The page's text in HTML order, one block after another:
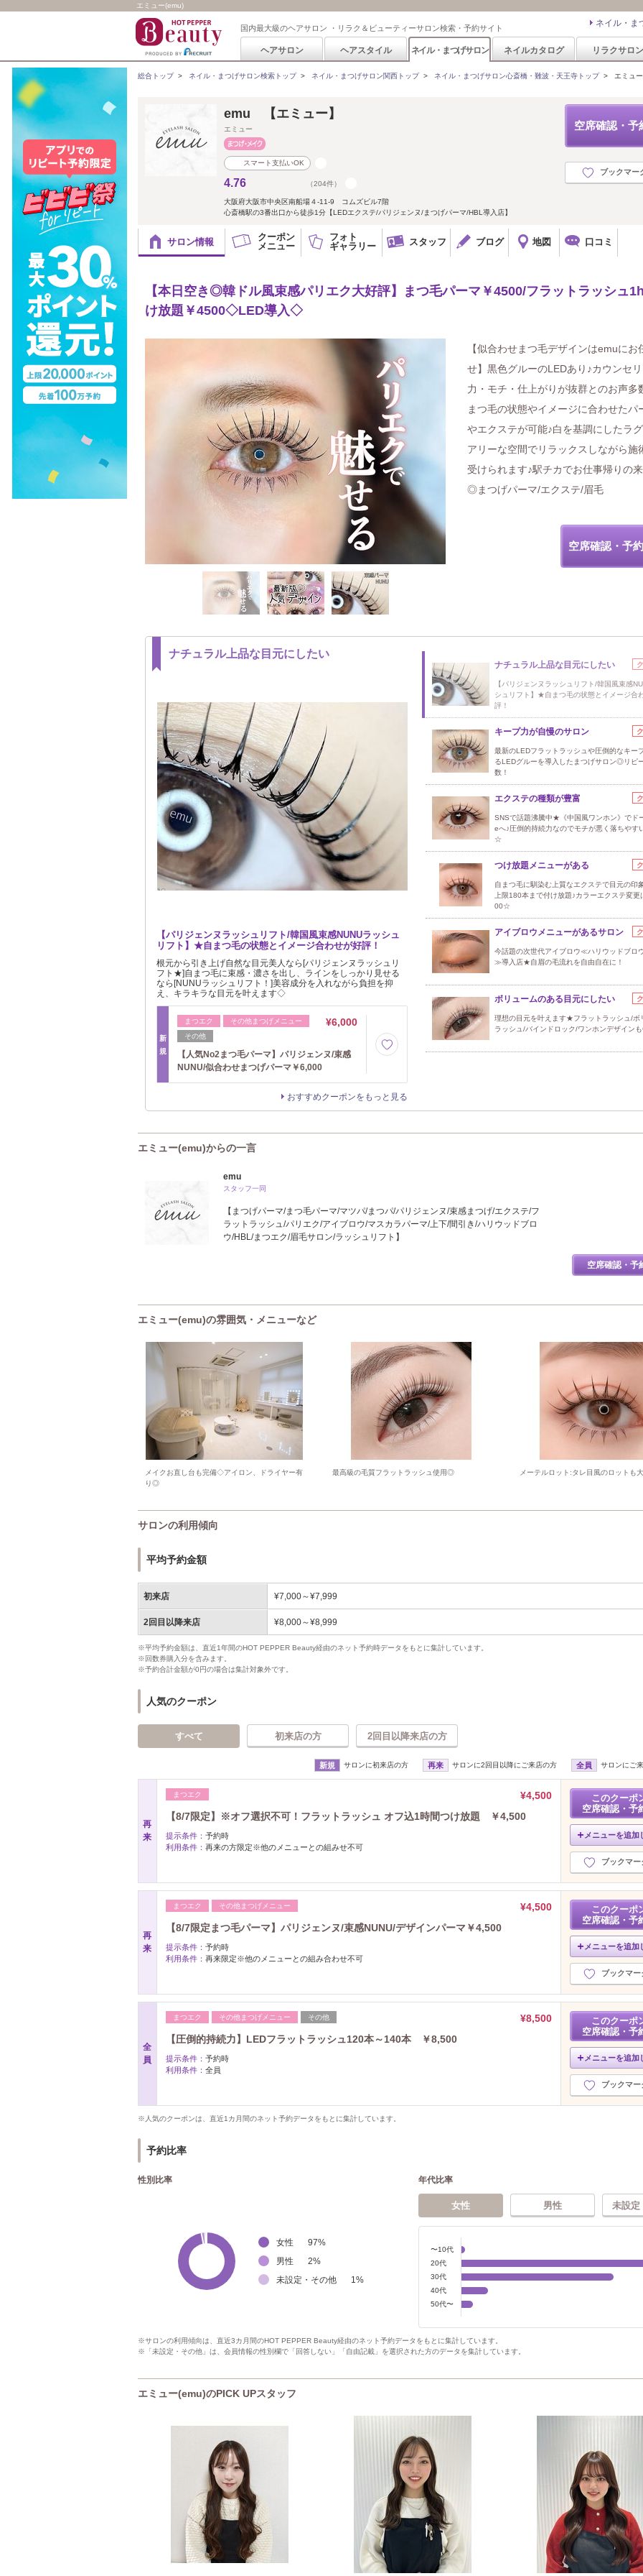
エミュー(emu)
国内最大級のヘアサロン ・リラク＆ビューティーサロン検索・予約サイト ネイル・ま
ヘアサロン ヘアスタイル ネイル・まつげサロン ネイルカタログ リラクサロン
総合トップ> ネイル・まつげサロン検索トップ> ネイル・まつげサロン関西トップ> ネイル・まつげサロン心斎橋・難波・天王寺トップ> エミュ
空席確認・予
ブックマー
emu 【エミュー】
エミュー
スマート支払いOK
4.76 （204件）
大阪府大阪市中央区南船場４-11-9 コムズビル7階
心斎橋駅の3番出口から徒歩1分【LEDエクステ/パリジェンヌ/まつげパーマ/HBL導入店】
サロン情報
クーポン
メニュー
フォト
ギャラリー
スタッフ ブログ 地図 口コミ
【本日空き◎韓ドル風束感パリエク大好評】まつ毛パーマ￥4500/フラットラッシュ
け放題￥4500◇LED導入◇
【似合わせまつ毛デザインはemuにお
せ】黒色グルーのLEDあり♪カウンセ
力・モチ・仕上がりが抜群とのお声多
まつ毛の状態やイメージに合わせたパ
やエクステが可能♪白を基調にしたラ
アリーな空間でリラックスしながら施
受けられます♪駅チカでお仕事帰りの
◎まつげパーマ/エクステ/眉毛
空席確認・予
ナチュラル上品な目元にしたい
【パリジェンヌラッシュリフト/韓国風束感NUNUラッシュ
リフト】★自まつ毛の状態とイメージ合わせが好評！
根元から引き上げ自然な目元美人なら[パリジェンヌラッシュリ
フト★]自まつ毛に束感・濃さを出し、ラインをしっかり見せる
なら[NUNUラッシュリフト！]美容成分を入れながら負担を抑
え、キラキラな目元を叶えます◇
新
規
まつエク
その他まつげメニュー
その他
¥6,000
【人気No2まつ毛パーマ】パリジェンヌ/束感
NUNU/似合わせまつげパーマ￥6,000
おすすめクーポンをもっと見る
ナチュラル上品な目元にしたい
【パリジェンヌラッシュリフト/韓国風束感
シュリフト】★自まつ毛の状態とイメージ合
評！
キープ力が自慢のサロン
最新のLEDフラットラッシュや圧倒的なキー
るLEDグルーを導入したまつげサロン◎リピ
数！
エクステの種類が豊富
SNSで話題沸騰中★《中国風ワンホン》でド
eへ♪圧倒的持続力なのでモチが悪く落ちやす
☆
つけ放題メニューがある
自まつ毛に馴染む上質なエクステで目元の印
上限180本まで付け放題♪カラーエクステ変更
00☆
アイブロウメニューがあるサロン
今話題の次世代アイブロウ≪ハリウッドブロ
≫導入店★自眉の毛流れを自由自在に！
ボリュームのある目元にしたい
理想の目元を叶えます★フラットラッシュ/ボ
ラッシュ/バインドロック/ワンホンデザイン
エミュー(emu)からの一言
emu
スタッフ一同
【まつげパーマ/まつ毛パーマ/マツパ/まつパ/パリジェンヌ/束感まつげ/エクステ/フ
ラットラッシュ/パリエク/アイブロウ/マスカラパーマ/上下/間引き/ハリウッドブロ
ウ/HBL/まつエク/眉毛サロン/ラッシュリフト】
空席確認・予
エミュー(emu)の雰囲気・メニューなど
メイクお直し台も完備◇アイロン、ドライヤー有
り◎
最高級の毛質フラットラッシュ使用◎ メーテルロット:タレ目風のロットも
サロンの利用傾向
平均予約金額
初来店 ¥7,000～¥7,999
2回目以降来店 ¥8,000～¥8,999
※平均予約金額は、直近1年間のHOT PEPPER Beauty経由のネット予約時データをもとに集計しています。
※回数券購入分を含みます。
※予約合計金額が0円の場合は集計対象外です。
人気のクーポン
すべて 初来店の方 2回目以降来店の方
新規 サロンに初来店の方 再来 サロンに2回目以降にご来店の方 全員 サロンにご
再
来
まつエク
¥4,500
【8/7限定】※オフ選択不可！フラットラッシュ オフ込1時間つけ放題 ￥4,500
提示条件： 予約時
利用条件： 再来の方限定※他のメニューとの組みせ不可
このクーポ
空席確認・予
メニューを追加
ブックマー
再
来
まつエク その他まつげメニュー
¥4,500
【8/7限定まつ毛パーマ】パリジェンヌ/束感NUNU/デザインパーマ￥4,500
提示条件： 予約時
利用条件： 再来限定※他のメニューとの組み合わせ不可
このクーポ
空席確認・予
メニューを追加
ブックマー
全
員
まつエク その他まつげメニュー その他
¥8,500
【圧倒的持続力】LEDフラットラッシュ120本～140本 ￥8,500
提示条件： 予約時
利用条件： 全員
このクーポ
空席確認・予
メニューを追加
ブックマー
※人気のクーポンは、直近1カ月間のネット予約データをもとに集計しています。
予約比率
性別比率
女性 97%
男性
2%
未設定・その他
1 %
年代比率
女性 男性 未設定
〜10代
20代
30代
40代
50代〜
※サロンの利用傾向は、直近3カ月間のHOT PEPPER Beauty経由のネット予約データをもとに集計しています。
※「未設定・その他」は、会員情報の性別欄で「回答しない」「自由記載」を選択された方のデータを集計しています。
エミュー(emu)のPICK UPスタッフ